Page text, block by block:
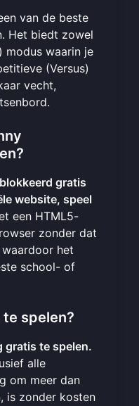
van de beste
Het biedt zowel
modus waarin je
(Versus)
vecht,
gratis
website, speel
een HTML5-
zonder dat
het
school- of
spelen?
gratis te spelen.
alle
om meer dan
is zonder kosten